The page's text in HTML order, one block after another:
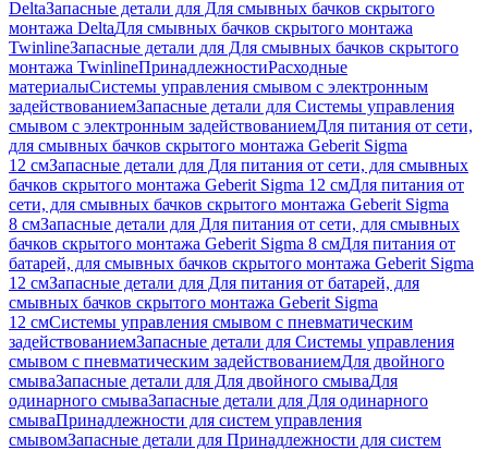
DeltaЗапасные детали для Для смывных бачков скрытого
монтажа DeltaДля смывных бачков скрытого монтажа
TwinlineЗапасные детали для Для смывных бачков скрытого
монтажа TwinlineПринадлежностиРасходные
материалыСистемы управления смывом с электронным
задействованиемЗапасные детали для Системы управления
смывом с электронным задействованиемДля питания от сети,
для смывных бачков скрытого монтажа Geberit Sigma
12 смЗапасные детали для Для питания от сети, для смывных
бачков скрытого монтажа Geberit Sigma 12 смДля питания от
сети, для смывных бачков скрытого монтажа Geberit Sigma
8 смЗапасные детали для Для питания от сети, для смывных
бачков скрытого монтажа Geberit Sigma 8 смДля питания от
батарей, для смывных бачков скрытого монтажа Geberit Sigma
12 смЗапасные детали для Для питания от батарей, для
смывных бачков скрытого монтажа Geberit Sigma
12 смСистемы управления смывом с пневматическим
задействованиемЗапасные детали для Системы управления
смывом с пневматическим задействованиемДля двойного
смываЗапасные детали для Для двойного смываДля
одинарного смываЗапасные детали для Для одинарного
смываПринадлежности для систем управления
смывомЗапасные детали для Принадлежности для систем